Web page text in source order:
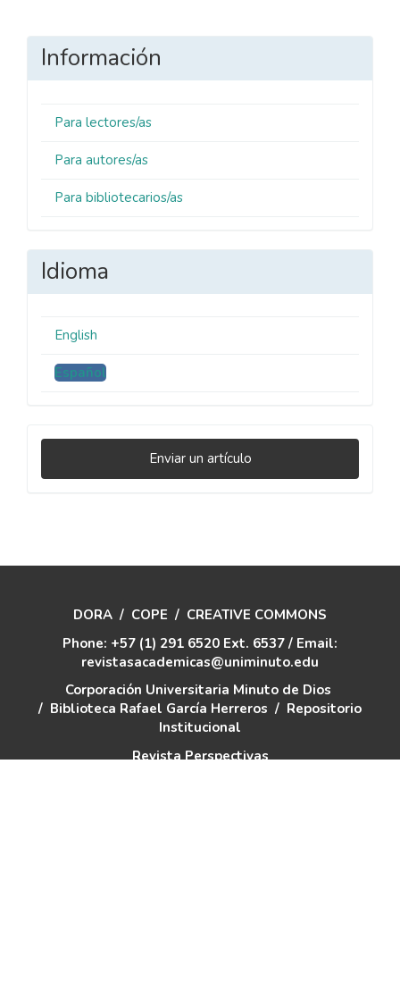
Información
Para lectores/as
Para autores/as
Para bibliotecarios/as
Idioma
English
Español
Enviar
un
Enviar un artículo
DORA / COPE / CREATIVE COMMONS
Phone: +57 (1) 291 6520 Ext. 6537 / Email:
revistasacademicas@uniminuto.edu
Corporación Universitaria Minuto de Dios
/ Biblioteca Rafael García Herreros / Repositorio
Institucional
Revista Perspectivas